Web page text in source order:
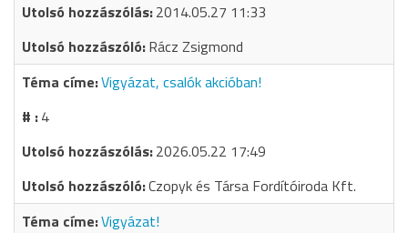
2014.05.27 11:33
Rácz Zsigmond
Vigyázat, csalók akcióban!
4
2026.05.22 17:49
Czopyk és Társa Fordítóiroda Kft.
Vigyázat!